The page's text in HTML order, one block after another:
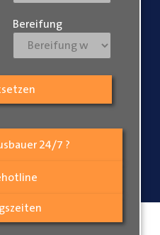
24/7 ?
Bereifung